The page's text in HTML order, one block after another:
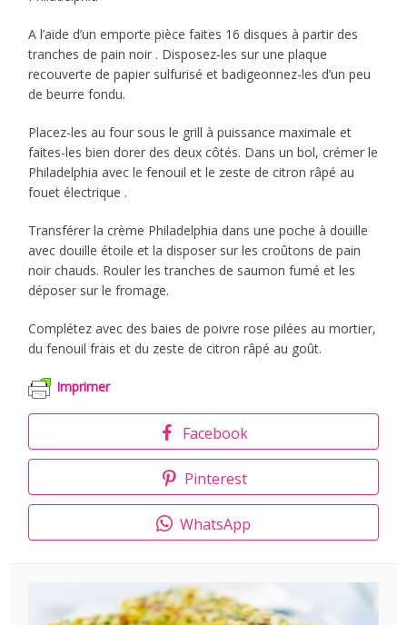
A l’aide d’un emporte pièce faites 16 disques à partir des
tranches de pain noir . Disposez-les sur une plaque
recouverte de papier sulfurisé et badigeonnez-les d’un peu
de beurre fondu.
Placez-les au four sous le grill à puissance maximale et
faites-les bien dorer des deux côtés. Dans un bol, crémer le
Philadelphia avec le fenouil et le zeste de citron râpé au
fouet électrique .
Transférer la crème Philadelphia dans une poche à douille
avec douille étoile et la disposer sur les croûtons de pain
noir chauds. Rouler les tranches de saumon fumé et les
déposer sur le fromage.
Complétez avec des baies de poivre rose pilées au mortier,
du fenouil frais et du zeste de citron râpé au goût.
Imprimer
Facebook
Pinterest
WhatsApp